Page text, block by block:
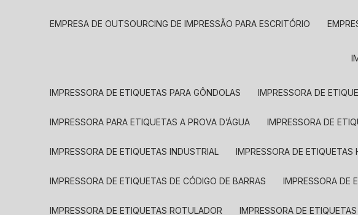
EMPRESA DE OUTSOURCING DE IMPRESSÃO PARA ESCRITÓRIO
IMPRESSORA DE ETIQUETAS PARA GÔNDOLAS IMPRESSORA DE
IMPRESSORA PARA ETIQUETAS A PROVA D’ÁGUA IMPRESSORA DE
IMPRESSORA DE ETIQUETAS INDUSTRIAL IMPRESSORA DE ETIQUETAS
IMPRESSORA DE ETIQUETAS DE CÓDIGO DE BARRAS IMPRESSORA DE
IMPRESSORA DE ETIQUETAS ROTULADOR IMPRESSORA DE